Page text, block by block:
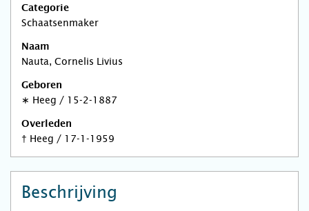
Categorie
Schaatsenmaker
Naam
Nauta, Cornelis Livius
Geboren
∗ Heeg / 15-2-1887
Overleden
† Heeg / 17-1-1959
Beschrijving